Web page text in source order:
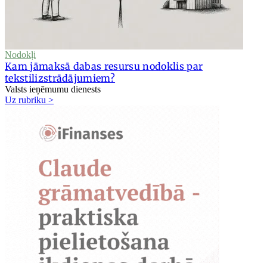
Nodokļi
Kam jāmaksā dabas resursu nodoklis par
tekstilizstrādājumiem?
Valsts ieņēmumu dienests
Uz rubriku >